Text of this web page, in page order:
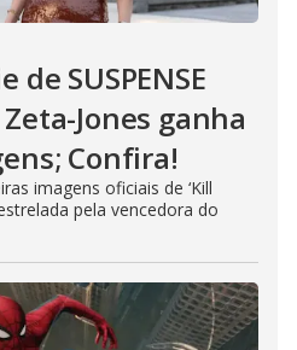
de SUSPENSE
Jones ganha
Confira!
imagens oficiais de ‘Kill
pela vencedora do